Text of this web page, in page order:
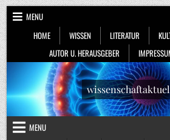
Skip
to
content
MENU
HOME
WISSEN LITERATUR
AUTOR U. HERAUSGEBER
MENU